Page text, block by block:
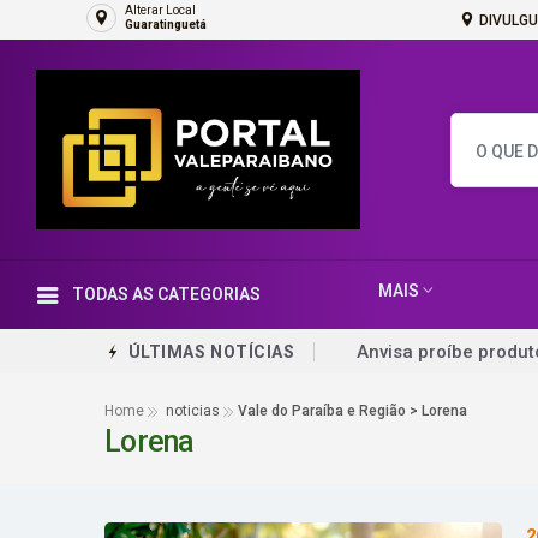
Alterar Local
Guaratinguetá
TODAS AS CATEGORIAS MAIS
ÚLTIMAS NOTÍCIAS
Anvisa proíbe
Famílias brasileiras
Home noticias Vale do Paraíba e Região > Lorena
Lorena